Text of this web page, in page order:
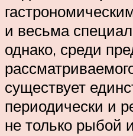
и весьма
однако, среди
существует
периодически и
не только рыбой и